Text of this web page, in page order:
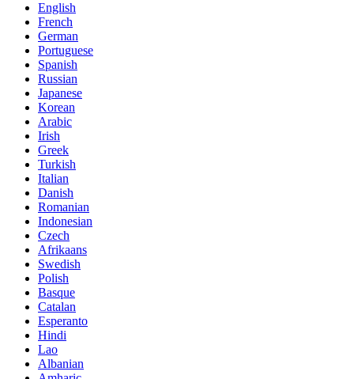
English
French
German
Portuguese
Spanish
Russian
Japanese
Korean
Arabic
Irish
Greek
Turkish
Italian
Danish
Romanian
Indonesian
Czech
Afrikaans
Swedish
Polish
Basque
Catalan
Esperanto
Hindi
Lao
Albanian